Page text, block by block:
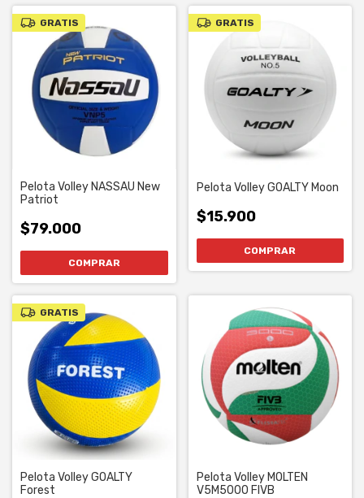
GRATIS
Pelota Volley NASSAU New
Patriot
$79.000
GRATIS
Pelota Volley GOALTY Moon
$15.900
GRATIS
Pelota Volley GOALTY
Forest
Pelota Volley MOLTEN
V5M5000 FIVB